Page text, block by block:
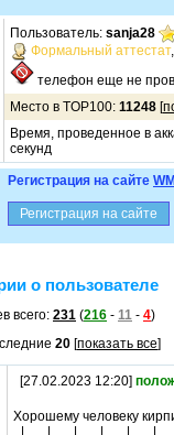
Пользователь: sanja28
Формальный аттестат
телефон еще не
Место в TOP100: 11248 [
Время, проведенное в
секунд
Регистрация на сайте
о пользователе
всего: 231 (216 - 11 - 4)
20 [показать все]
[27.02.2023 12:20]
Хорошему человеку